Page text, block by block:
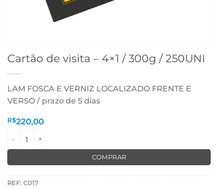
Cartão de visita – 4×1 / 300g / 250UNI
LAM FOSCA E VERNIZ LOCALIZADO FRENTE E
VERSO / prazo de 5 dias
R$220,00
Cartão de visita - 4x1 / 300g / 250UNI quantidade
COMPRAR
REF: C017